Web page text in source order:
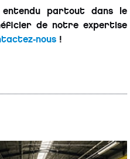
entendu partout dans le
de notre expertise
nous !